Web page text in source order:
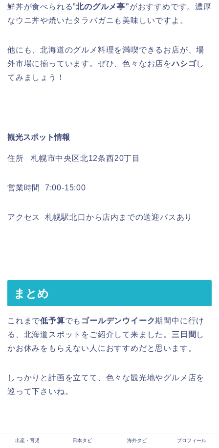
鮮丼が食べられる”北のグルメ亭”がおすすめです。濃厚
なウニ丼や焼いたタラバガニも美味しいですよ。
他にも、北海道のグルメ料理を満喫できるお店が、場
外市場に揃っています。ぜひ、色々なお店をハシゴし
てみましょう！
観光スポット情報
住所 札幌市中央区北12条西20丁目
営業時間 7:00-15:00
アクセス 札幌駅北口から店内までの送迎バスあり
まとめ
これまで低予算でも ゴールデンウイーク期間中に行け
る、北海道スポットをご紹介して来ました。 三日間 し
かお休みをもらえない人におすすめだと思います。
しっかりと計画を立てて、色々な観光地やグルメ店を
巡って下さいね。
出産・育児 日本タビ 海外タビ プロフィール